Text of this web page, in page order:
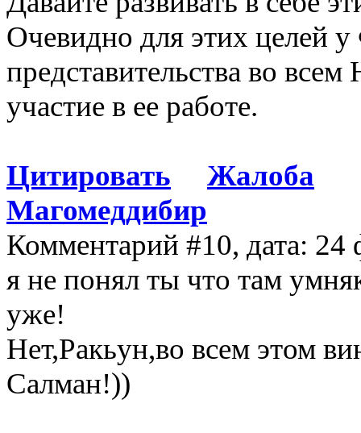
Очевидно для этих целей
представительства во
участие в ее работе.
Цитировать
Жалоба
Магомеддибир
Комментарий #10, дата: 24
я не понял ты что там
уже!
Нет,Ракьун,во всем этом
Салман!))